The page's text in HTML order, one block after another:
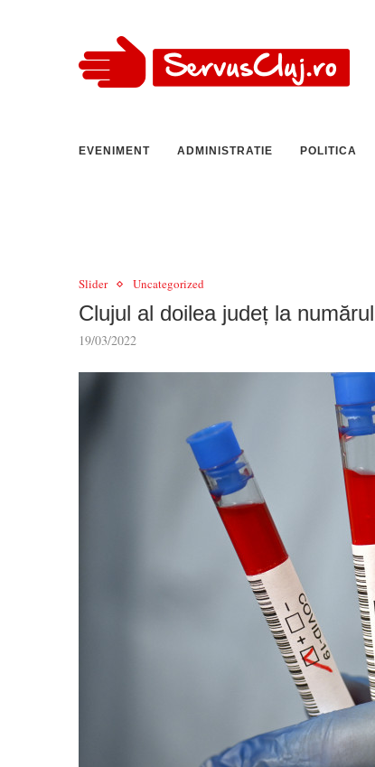
EVENIMENT ADMINISTRATIE POLITICA
Slider Uncategorized
Clujul al doilea județ la
19/03/2022